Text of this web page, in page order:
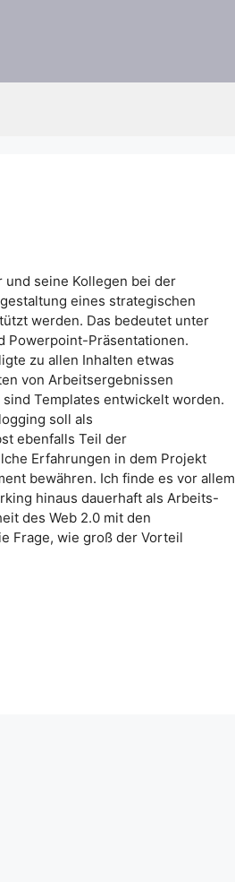
und seine Kollegen bei der
eines strategischen
werden. Das bedeutet unter
Powerpoint-Präsentationen.
zu allen Inhalten etwas
von Arbeitsergebnissen
Templates entwickelt worden.
soll als
ebenfalls Teil der
Erfahrungen in dem Projekt
bewähren. Ich finde es vor allem
hinaus dauerhaft als Arbeits-
des Web 2.0 mit den
Frage, wie groß der Vorteil